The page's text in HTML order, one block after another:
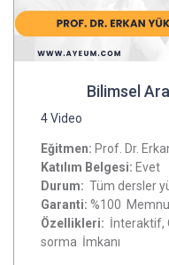
Bilimsel
4 Video
Eğitmen: Prof. Dr.
Katılım Belgesi: Evet
Durum: Tüm dersler
Garanti: %100
Özellikleri: İnteraktif,
sorma İmkanı